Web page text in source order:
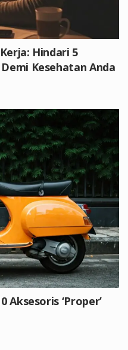
Hindari 5
Kesehatan Anda
Aksesoris ‘Proper’